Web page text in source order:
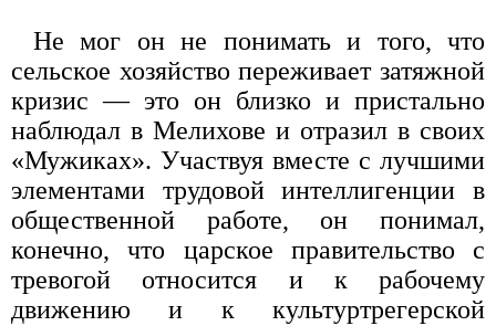
Не мог он не понимать и того, что
сельское хозяйство переживает затяжной
кризис — это он близко и пристально
наблюдал в Мелихове и отразил в своих
«Мужиках». Участвуя вместе с лучшими
элементами трудовой интеллигенции в
общественной работе, он понимал,
конечно, что царское правительство с
тревогой относится и к рабочему
движению и к культуртрегерской